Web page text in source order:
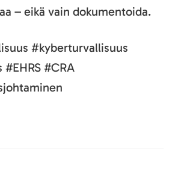
– eikä vain dokumentoida.
#kyberturvallisuus
#CRA